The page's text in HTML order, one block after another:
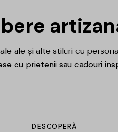
ale și alte stiluri cu
cu prietenii sau cadouri
DESCOPERĂ